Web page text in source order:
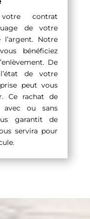
contrat
de votre
Notre
bénéficiez
De
de votre
peut vous
Ce rachat de
avec ou sans
garantit de
servira pour